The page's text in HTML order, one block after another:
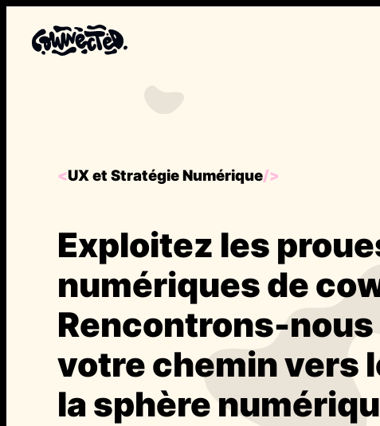
<UX et Stratégie Numérique/>
Exploitez les
numériques de
Rencontrons-
votre chemin vers
la sphère